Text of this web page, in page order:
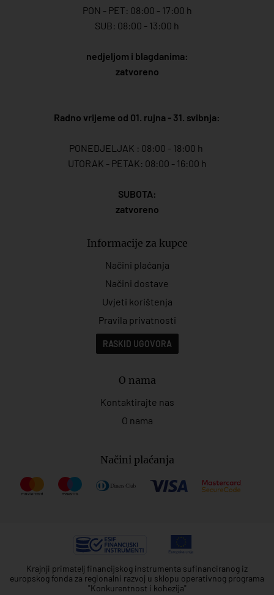
PON - PET: 08:00 - 17:00 h
SUB: 08:00 - 13:00 h
nedjeljom i blagdanima:
zatvoreno
Radno vrijeme od 01. rujna - 31. svibnja:
PONEDJELJAK : 08:00 - 18:00 h
UTORAK - PETAK: 08:00 - 16:00 h
SUBOTA:
zatvoreno
Informacije za kupce
Načini plaćanja
Načini dostave
Uvjeti korištenja
Pravila privatnosti
RASKID UGOVORA
O nama
Kontaktirajte nas
O nama
Načini plaćanja
Krajnji primatelj financijskog instrumenta sufinanciranog iz
europskog fonda za regionalni razvoj u sklopu operativnog programa
"Konkurentnost i kohezija"